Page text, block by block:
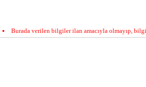
Burada verilen bilgiler ilan amacıyla olmayıp,